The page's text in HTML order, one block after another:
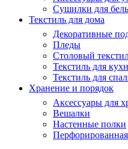
Сушилки для
Текстиль для дома
Декоративные
Пледы
Столовый
Текстиль для
Текстиль для
Хранение и порядок
Аксессуары для
Вешалки
Настенные полки